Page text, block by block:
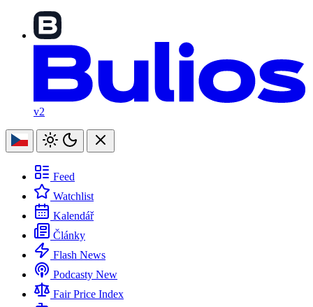
v2
Feed
Watchlist
Kalendář
Články
Flash News
Podcasty New
Fair Price Index